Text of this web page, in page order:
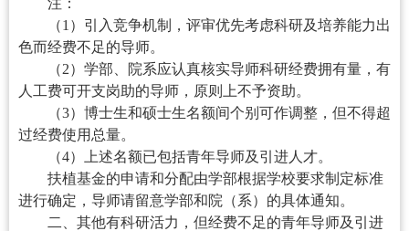
注：
（1）引入竞争机制，评审优先考虑科研及培养能力出
色而经费不足的导师。
（2）学部、院系应认真核实导师科研经费拥有量，有
人工费可开支岗助的导师，原则上不予资助。
（3）博士生和硕士生名额间个别可作调整，但不得超
过经费使用总量。
（4）上述名额已包括青年导师及引进人才。
扶植基金的申请和分配由学部根据学校要求制定标准
进行确定，导师请留意学部和院（系）的具体通知。
二、其他有科研活力，但经费不足的青年导师及引进